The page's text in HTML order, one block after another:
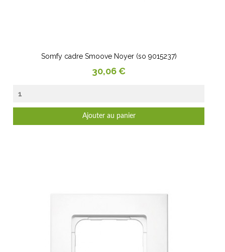
Somfy cadre Smoove Noyer (so 9015237)
Prix
30,06 €
Ajouter au panier